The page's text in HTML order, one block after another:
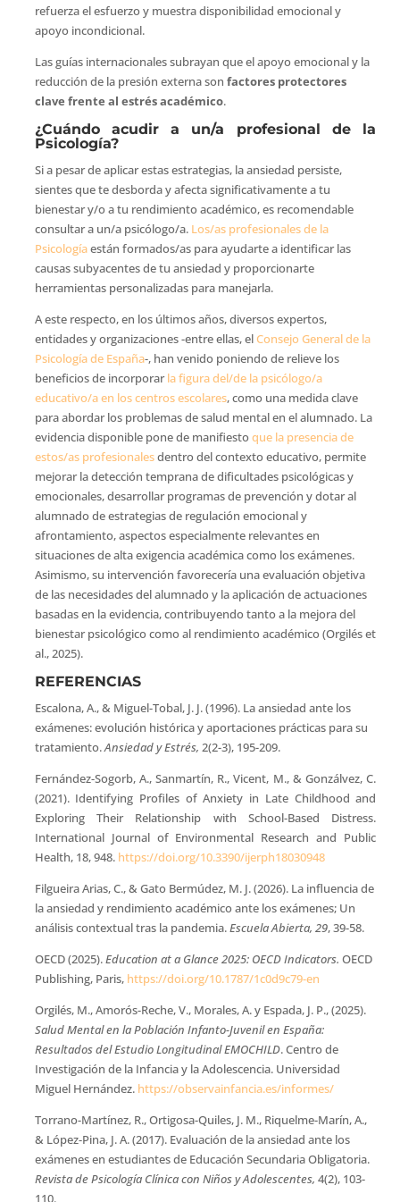
refuerza el esfuerzo y muestra disponibilidad emocional y
apoyo incondicional.
Las guías internacionales subrayan que el apoyo emocional y la
reducción de la presión externa son factores protectores
clave frente al estrés académico.
¿Cuándo acudir a un/a profesional de la
Psicología?
Si a pesar de aplicar estas estrategias, la ansiedad persiste,
sientes que te desborda y afecta significativamente a tu
bienestar y/o a tu rendimiento académico, es recomendable
consultar a un/a psicólogo/a. Los/as profesionales de la
Psicologíaestán formados/as para ayudarte a identificar las
causas subyacentes de tu ansiedad y proporcionarte
herramientas personalizadas para manejarla.
A este respecto, en los últimos años, diversos expertos,
entidades y organizaciones -entre ellas, elConsejo General de la
Psicología de España-, han venido poniendo de relieve los
beneficios de incorporarla figura del/de la psicólogo/a
educativo/a en los centros escolares, como una medida clave
para abordar los problemas de salud mental en el alumnado. La
evidencia disponible pone de manifiestoque la presencia de
estos/as profesionalesdentro del contexto educativo, permite
mejorar la detección temprana de dificultades psicológicas y
emocionales, desarrollar programas de prevención y dotar al
alumnado de estrategias de regulación emocional y
afrontamiento, aspectos especialmente relevantes en
situaciones de alta exigencia académica como los exámenes.
Asimismo, su intervención favorecería una evaluación objetiva
de las necesidades del alumnado y la aplicación de actuaciones
basadas en la evidencia, contribuyendo tanto a la mejora del
bienestar psicológico como al rendimiento académico (Orgilés et
al., 2025).
REFERENCIAS
Escalona, A., & Miguel-Tobal, J. J. (1996). La ansiedad ante los
exámenes: evolución histórica y aportaciones prácticas para su
tratamiento.Ansiedad y Estrés, 2(2-3), 195-209.
Fernández-Sogorb, A., Sanmartín, R., Vicent, M., & Gonzálvez, C.
(2021). Identifying Profiles of Anxiety in Late Childhood and
Exploring Their Relationship with School-Based Distress.
International Journal of Environmental Research and Public
Health, 18, 948. https://doi.org/10.3390/ijerph18030948
Filgueira Arias, C., & Gato Bermúdez, M. J. (2026). La influencia de
la ansiedad y rendimiento académico ante los exámenes; Un
análisis contextual tras la pandemia.Escuela Abierta, 29, 39-58.
OECD (2025).Education at a Glance 2025: OECD Indicators. OECD
Publishing, Paris, https://doi.org/10.1787/1c0d9c79-en
Orgilés, M., Amorós-Reche, V., Morales, A. y Espada, J. P., (2025).
Salud Mental en la Población Infanto-Juvenil en España:
Resultados del Estudio Longitudinal EMOCHILD. Centro de
Investigación de la Infancia y la Adolescencia. Universidad
Miguel Hernández. https://observainfancia.es/informes/
Torrano-Martínez, R., Ortigosa-Quiles, J. M., Riquelme-Marín, A.,
& López-Pina, J. A. (2017). Evaluación de la ansiedad ante los
exámenes en estudiantes de Educación Secundaria Obligatoria.
Revista de Psicología Clínica con Niños y Adolescentes, 4(2), 103-
110.